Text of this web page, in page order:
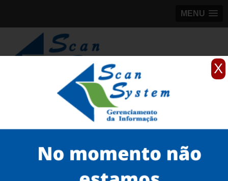
X
MENU
98184-5245
Scanner de livros
scanner para digitalização de livros
scanner para digitalização de livro São Luís